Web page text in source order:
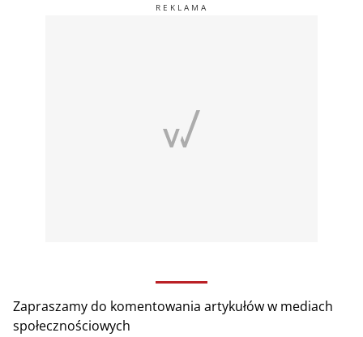
Zapraszamy do komentowania artykułów w mediach
społecznościowych